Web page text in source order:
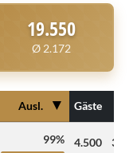
19.550
Ø 2.172
Ausl. ▼ Gäste
99% 4.500 386